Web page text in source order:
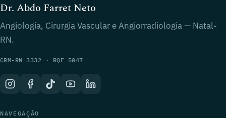
Dr. Abdo Farret Neto
Angiologia, Cirurgia Vascular e Angiorradiologia — Natal-
RN.
CRM-RN 3332 · RQE 5047
NAVEGAÇÃO